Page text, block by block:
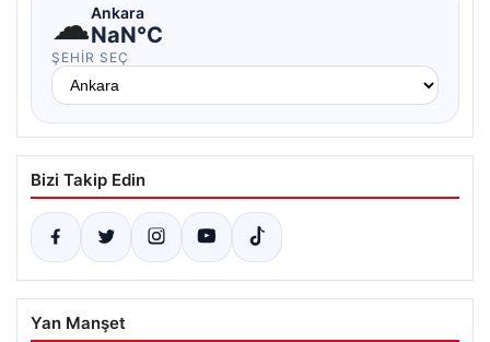
☁Ankara
NaN°C
ŞEHIR SEÇ
Bizi Takip Edin
Yan Manşet